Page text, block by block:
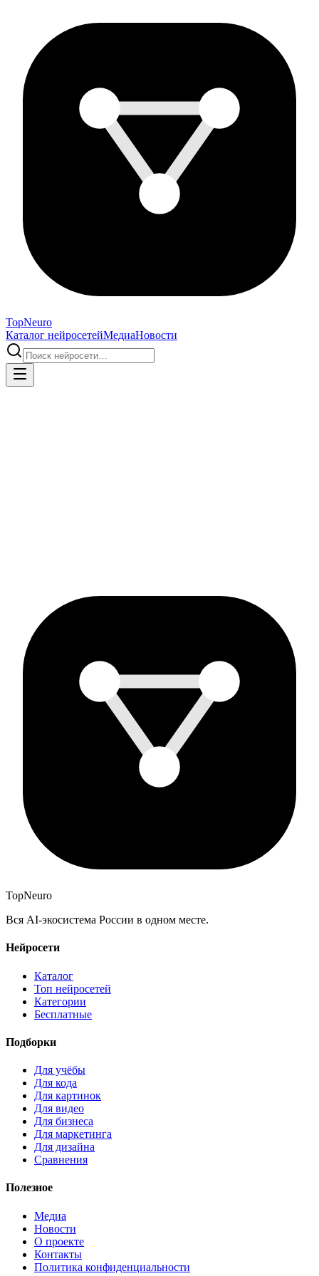
TopNeuro
Каталог нейросетейМедиаНовости
TopNeuro
Вся AI-экосистема России в одном месте.
Нейросети
Каталог
Топ нейросетей
Категории
Бесплатные
Подборки
Для учёбы
Для кода
Для картинок
Для видео
Для бизнеса
Для маркетинга
Для дизайна
Сравнения
Полезное
Медиа
Новости
О проекте
Контакты
Политика конфиденциальности